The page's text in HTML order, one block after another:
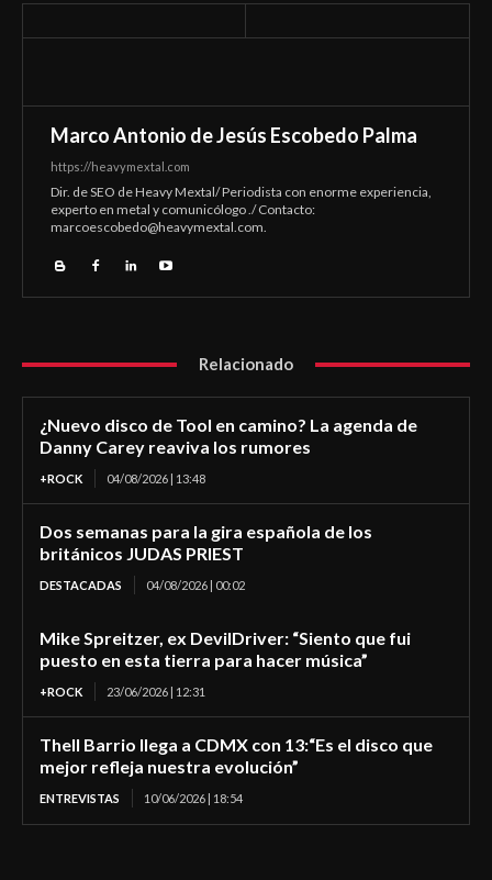
Marco Antonio de Jesús Escobedo Palma
https://heavymextal.com
Dir. de SEO de Heavy Mextal/ Periodista con enorme experiencia,
experto en metal y comunicólogo ./ Contacto:
marcoescobedo@heavymextal.com.
Relacionado
¿Nuevo disco de Tool en camino? La agenda de
Danny Carey reaviva los rumores
+ROCK 04/08/2026 | 13:48
Dos semanas para la gira española de los
británicos JUDAS PRIEST
DESTACADAS 04/08/2026 | 00:02
Mike Spreitzer, ex DevilDriver: “Siento que fui
puesto en esta tierra para hacer música”
+ROCK 23/06/2026 | 12:31
Thell Barrio llega a CDMX con 13:“Es el disco que
mejor refleja nuestra evolución”
ENTREVISTAS 10/06/2026 | 18:54